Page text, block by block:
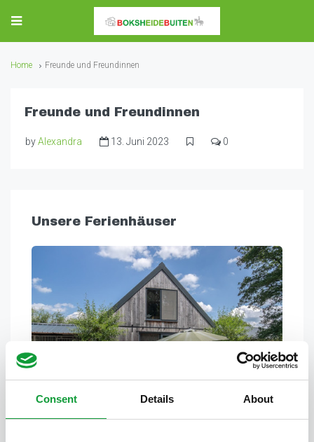
Consent Details About
Home Freunde und Freundinnen
Freunde und Freundinnen
byAlexandra 13. Juni 2023 0
Unsere Ferienhäuser
Kornblume-Häuschen